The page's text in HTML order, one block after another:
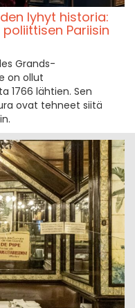
lyhyt historia:
Pariisin
Grands-
on ollut
1766 lähtien. Sen
ovat tehneet siitä